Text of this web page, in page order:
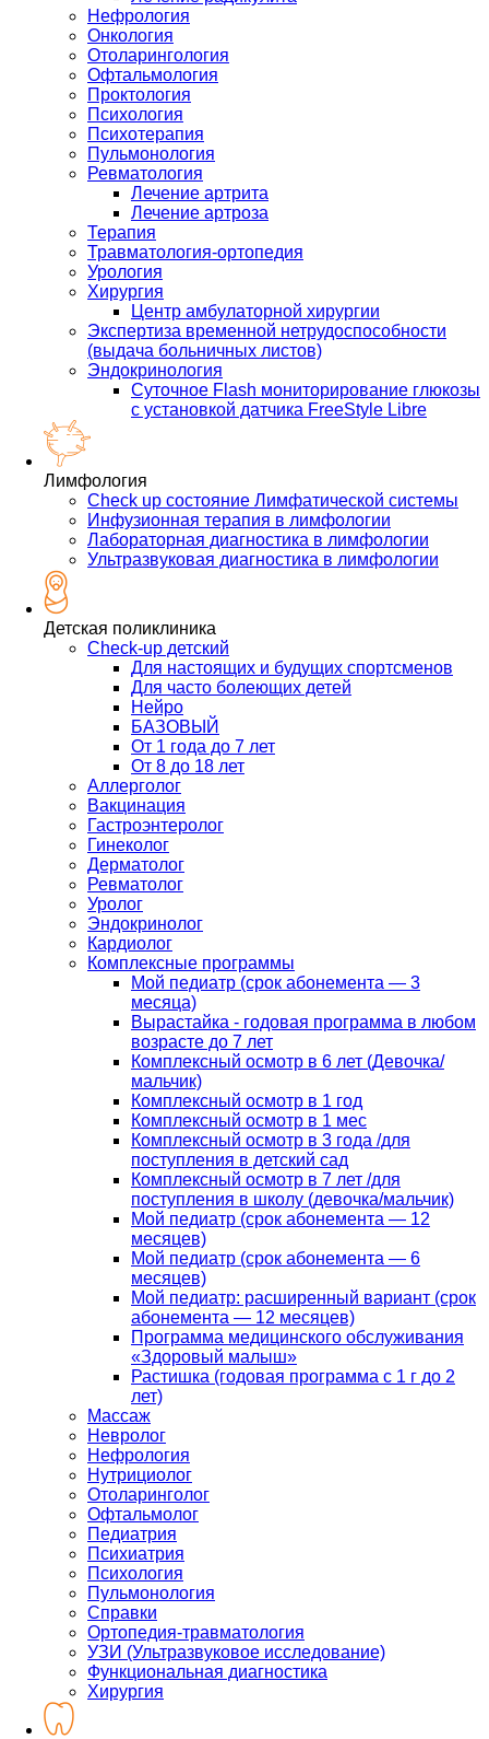
Нефрология
Онкология
Отоларингология
Офтальмология
Проктология
Психология
Психотерапия
Пульмонология
Ревматология
Лечение артрита
Лечение артроза
Терапия
Травматология-ортопедия
Урология
Хирургия
Центр амбулаторной хирургии
Экспертиза временной нетрудоспособности
(выдача больничных листов)
Эндокринология
Суточное Flash мониторирование глюкозы
с установкой датчика FreeStyle Libre
Лимфология
Check up состояние Лимфатической системы
Инфузионная терапия в лимфологии
Лабораторная диагностика в лимфологии
Ультразвуковая диагностика в лимфологии
Детская поликлиника
Check-up детский
Для настоящих и будущих спортсменов
Для часто болеющих детей
Нейро
БАЗОВЫЙ
От 1 года до 7 лет
От 8 до 18 лет
Аллерголог
Вакцинация
Гастроэнтеролог
Гинеколог
Дерматолог
Ревматолог
Уролог
Эндокринолог
Кардиолог
Комплексные программы
Мой педиатр (срок абонемента — 3
месяца)
Вырастайка - годовая программа в любом
возрасте до 7 лет
Комплексный осмотр в 6 лет (Девочка/
мальчик)
Комплексный осмотр в 1 год
Комплексный осмотр в 1 мес
Комплексный осмотр в 3 года /для
поступления в детский сад
Комплексный осмотр в 7 лет /для
поступления в школу (девочка/мальчик)
Мой педиатр (срок абонемента — 12
месяцев)
Мой педиатр (срок абонемента — 6
месяцев)
Мой педиатр: расширенный вариант (срок
абонемента — 12 месяцев)
Программа медицинского обслуживания
«Здоровый малыш»
Растишка (годовая программа с 1 г до 2
лет)
Массаж
Невролог
Нефрология
Нутрициолог
Отоларинголог
Офтальмолог
Педиатрия
Психиатрия
Психология
Пульмонология
Справки
Ортопедия-травматология
УЗИ (Ультразвуковое исследование)
Функциональная диагностика
Хирургия